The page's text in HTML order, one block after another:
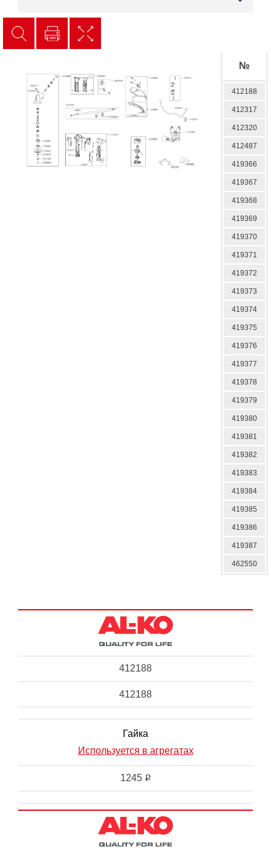
№
412188
412317
412320
412487
419366
419367
419368
419369
419370
419371
419372
419373
419374
419375
419376
419377
419378
419379
419380
419381
419382
419383
419384
419385
419386
419387
462550
412188
412188
Гайка
Используется в агрегатах
1245 i